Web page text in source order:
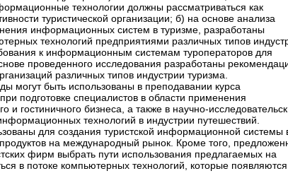
технологии должны рассматриваться как
туристической организации; б) на основе анализа
информационных систем в туризме, разработаны
технологий предприятиями различных типов
к информационным системам туроператоров для
проведенного исследования разработаны
различных типов индустрии туризма.
могут быть использованы в преподавании курса
подготовке специалистов в области применения
и гостиничного бизнеса, а также в научно-
технологий в индустрии путешествий.
для создания туристской информационной системы
на международный рынок. Кроме того,
фирм выбрать пути использования предлагаемых на
в потоке компьютерных технологий, которые